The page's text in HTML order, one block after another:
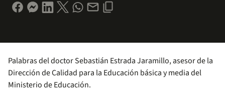
Palabras del doctor Sebastián Estrada Jaramillo, asesor de la
Dirección de Calidad para la Educación básica y media del
Ministerio de Educación.